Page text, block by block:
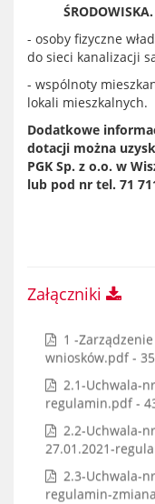
ŚRODOWISKA.
- osoby fizyczne
do sieci kanalizacji
- wspólnoty
lokali mieszkalnych.
Dodatkowe
dotacji można
PGK Sp. z o.o. w
lub pod nr tel. 71
Załączniki
1 -
wniosków.pdf -
2.1-Uchwala-
regulamin.pdf -
2.2-Uchwala-
27.01.2021-
2.3-Uchwala-
regulamin-